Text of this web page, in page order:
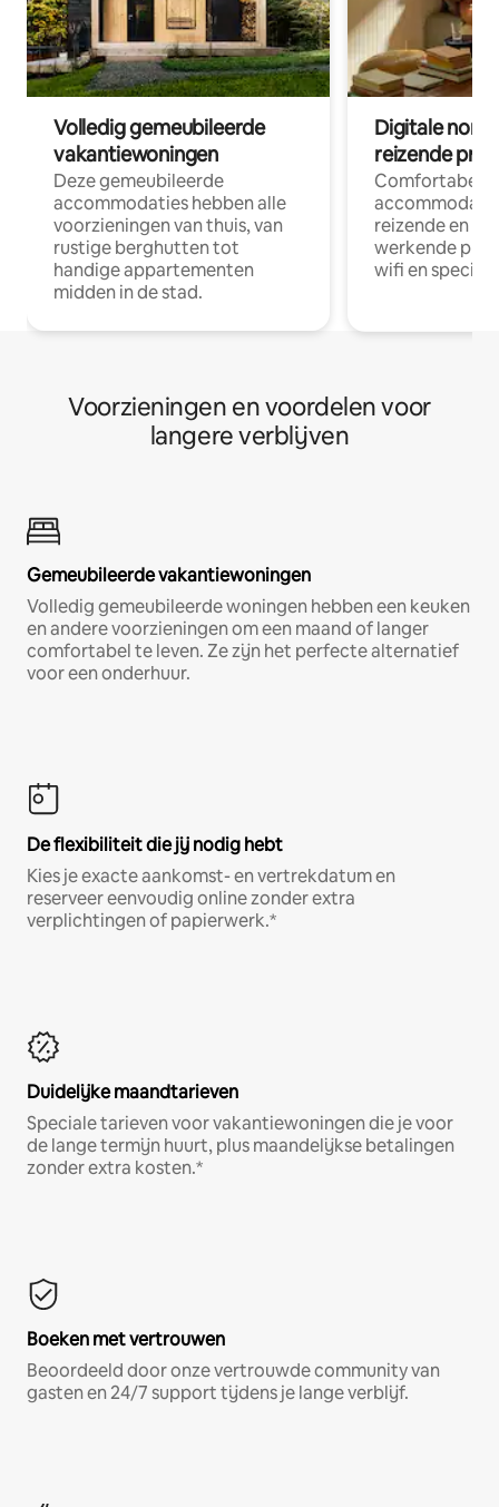
Volledig gemeubileerde
vakantiewoningen
Deze gemeubileerde
accommodaties hebben alle
voorzieningen van thuis, van
rustige berghutten tot
handige appartementen
midden in de stad.
Digitale
reizende
Comfortabele
reizende en
werkende
wifi en
Voorzieningen en voordelen voor
langere verblijven
Gemeubileerde vakantiewoningen
Volledig gemeubileerde woningen hebben een keuken
en andere voorzieningen om een maand of langer
comfortabel te leven. Ze zijn het perfecte alternatief
voor een onderhuur.
De flexibiliteit die jij nodig hebt
Kies je exacte aankomst- en vertrekdatum en
reserveer eenvoudig online zonder extra
verplichtingen of papierwerk.*
Duidelijke maandtarieven
Speciale tarieven voor vakantiewoningen die je voor
de lange termijn huurt, plus maandelijkse betalingen
zonder extra kosten.*
Boeken met vertrouwen
Beoordeeld door onze vertrouwde community van
gasten en 24/7 support tijdens je lange verblijf.